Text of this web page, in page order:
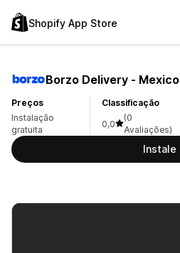
Shopify App Store
Borzo Delivery ‑ Mexico
Preços
Instalação
gratuita
Classificação
0,0
(0
Avaliações)
Instale